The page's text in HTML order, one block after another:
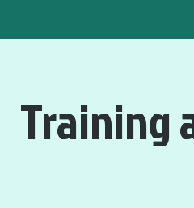
Training